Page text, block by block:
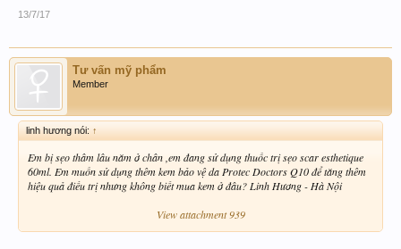
13/7/17
Tư vấn mỹ phẩm
Member
linh hương nói: ↑
Em bị sẹo thâm lâu năm ở chân ,em đang sử dụng thuốc trị sẹo scar esthetique
60ml. Em muốn sử dụng thêm kem bảo vệ da Protec Doctors Q10 để tăng thêm
hiệu quả điều trị nhưng không biết mua kem ở đâu? Linh Hương - Hà Nội
View attachment 939